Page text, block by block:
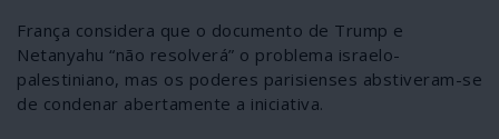
França considera que o documento de Trump e
Netanyahu “não resolverá” o problema israelo-
palestiniano, mas os poderes parisienses abstiveram-se
de condenar abertamente a iniciativa.